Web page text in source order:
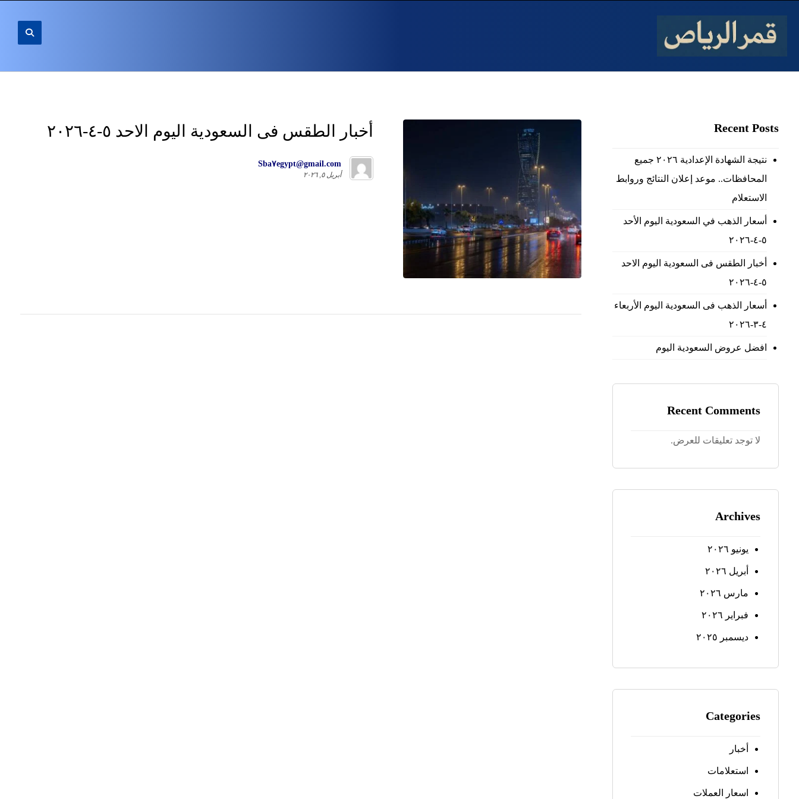
أخبار الطقس فى السعودية اليوم الاحد ٥-٤-٢٠٢٦
Sba٧egypt@gmail.com
أبريل ٥, ٢٠٢٦
Recent Posts
نتيجة الشهادة الإعدادية ٢٠٢٦ جميع
المحافظات.. موعد إعلان النتائج وروابط
الاستعلام
أسعار الذهب في السعودية اليوم الأحد
٥-٤-٢٠٢٦
أخبار الطقس فى السعودية اليوم الاحد
٥-٤-٢٠٢٦
أسعار الذهب فى السعودية اليوم الأربعاء
٤-٣-٢٠٢٦
افضل عروض السعودية اليوم
Recent Comments
لا توجد تعليقات للعرض.
Archives
يونيو ٢٠٢٦
أبريل ٢٠٢٦
مارس ٢٠٢٦
فبراير ٢٠٢٦
ديسمبر ٢٠٢٥
Categories
أخبار
استعلامات
اسعار العملات